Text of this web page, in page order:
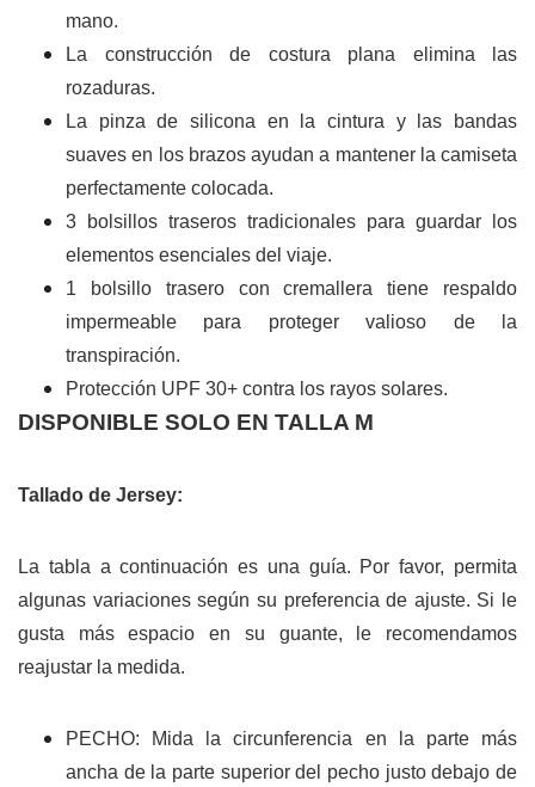
mano.
La construcción de costura plana elimina las
rozaduras.
La pinza de silicona en la cintura y las bandas
suaves en los brazos ayudan a mantener la camiseta
perfectamente colocada.
3 bolsillos traseros tradicionales para guardar los
elementos esenciales del viaje.
1 bolsillo trasero con cremallera tiene respaldo
impermeable para proteger valioso de la
transpiración.
Protección UPF 30+ contra los rayos solares.
DISPONIBLE SOLO EN TALLA M
Tallado de Jersey:
La tabla a continuación es una guía. Por favor, permita
algunas variaciones según su preferencia de ajuste. Si le
gusta más espacio en su guante, le recomendamos
reajustar la medida.
PECHO: Mida la circunferencia en la parte más
ancha de la parte superior del pecho justo debajo de